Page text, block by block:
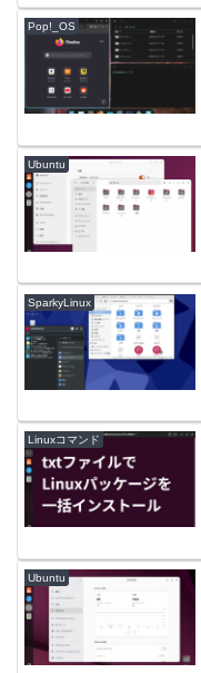
Pop!_OS
Ubuntu
SparkyLinux
Linuxコマンド
Ubuntu